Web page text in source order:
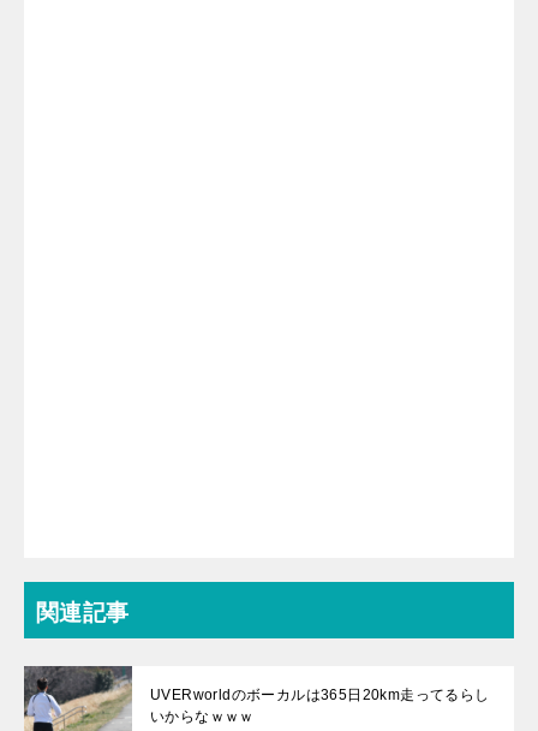
関連記事
UVERworldのボーカルは365日20km走ってるらし
いからなｗｗｗ